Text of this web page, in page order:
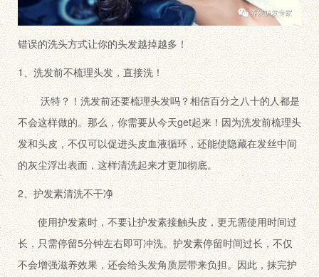
错误的洗头方式让你的头发越掉越多！
1、洗发前不梳理头发，直接洗！
沃特？！洗发前还要梳理头发吗？相信百分之八十的人都是
不会这样做的。那么，你需要从今天get起来！因为洗发前梳理头
发和头皮，不仅可以促进头皮血液循环，还能使隐藏在发丝中间
的灰尘浮出表面，这样清洗起来才更加彻底。
2、护发素清洗不干净
使用护发素时，不要让护发素接触头皮，更无需使用时间过
长，只需停留5分钟左右即可冲洗。护发素停留时间过长，不仅
不会增强滋养效果，还会给头发角质层带来负担。因此，抹完护